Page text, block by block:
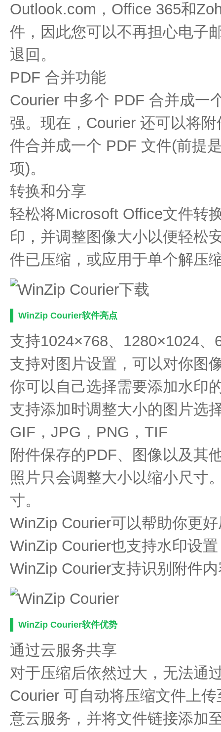
Outlook.com，Office 365和
件，因此您可以不再担心电子
退回。
PDF 合并功能
Courier 中多个 PDF 合并成一
强。现在，Courier 还可以将
件合并成一个 PDF 文件(前提
项)。
转换和分享
轻松将Microsoft Office文件转
印，并调整图像大小以便轻松
件已压缩，或应用于单个解压
WinZip Courier软件亮点
支持1024×768、1280×1024、
支持对图片设置，可以对你图
你可以自己选择需要添加水印
支持添加时调整大小的图片选
GIF，JPG，PNG，TIF
附件保存的PDF、图像以及其
照片只会调整大小以缩小尺寸
寸。
WinZip Courier可以帮助你更
WinZip Courier也支持水印设
WinZip Courier支持识别附件
WinZip Courier软件优势
通过云服务共享
对于压缩后依然过大，无法通
Courier 可自动将压缩文件上
意云服务，并将文件链接添加